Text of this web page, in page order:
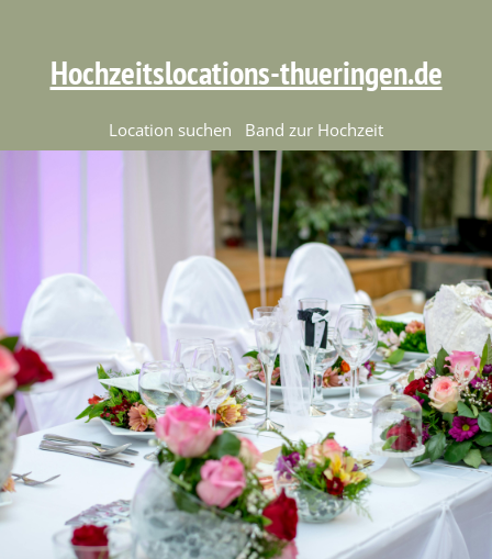
Hochzeitslocations-thueringen.de
Location suchen Band zur Hochzeit